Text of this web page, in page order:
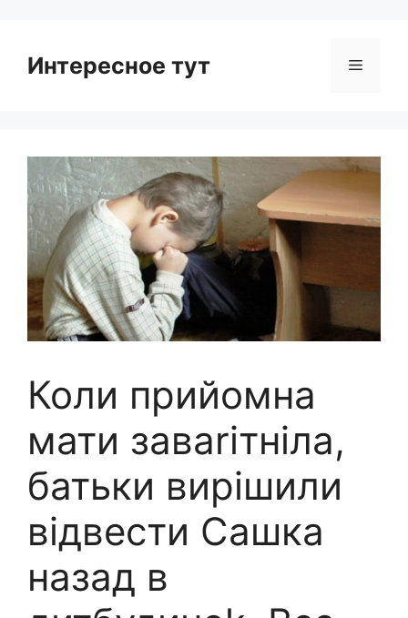
Интересное тут Menu
Коли прийомна
мати заваrітніла,
батьки вирішили
відвести Сашка
назад в